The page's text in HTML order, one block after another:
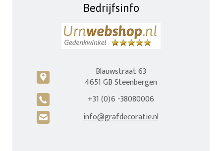
Bedrijfsinfo
c
Blauwstraat 63
4651 GB Steenbergen
A +31 (0)6 -38080006
H info@grafdecoratie.nl